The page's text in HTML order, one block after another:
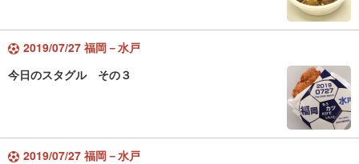
2019/07/27 福岡－水戸
今日のスタグル その３
2019/07/27 福岡－水戸